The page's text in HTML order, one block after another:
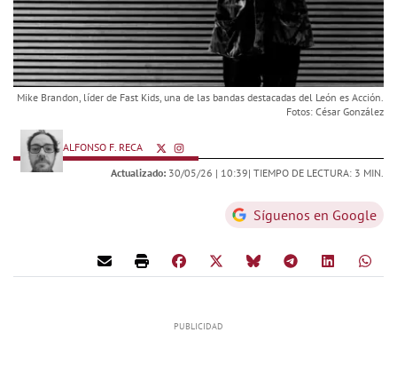
Mike Brandon, líder de Fast Kids, una de las bandas destacadas del León es Acción.
Fotos: César González
ALFONSO F. RECA
Actualizado: 30/05/26 | 10:39| TIEMPO DE LECTURA: 3 MIN.
Síguenos en Google